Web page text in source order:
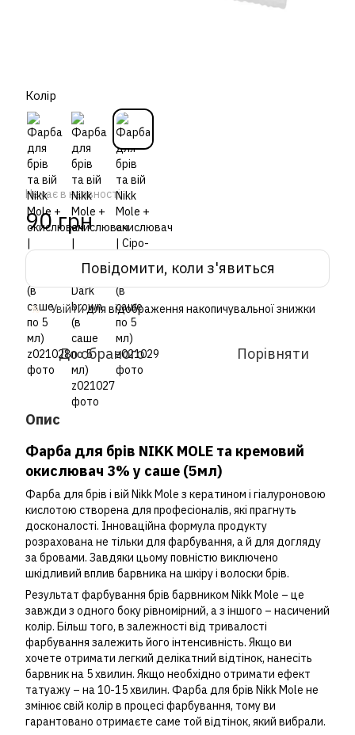
Колір
Немає в наявності
90 грн
Повідомити, коли з'явиться
% Увійтидля відображення накопичувальної знижки
До обраного Порівняти
Опис
Фарба для брів NIKK MOLE та кремовий
окислювач 3% у саше (5мл)
Фарба для брів і вій Nikk Mole з кератином і гіалуроновою
кислотою створена для професіоналів, які прагнуть
досконалості. Інноваційна формула продукту
розрахована не тільки для фарбування, а й для догляду
за бровами. Завдяки цьому повністю виключено
шкідливий вплив барвника на шкіру і волоски брів.
Результат фарбування брів барвником Nikk Mole – це
завжди з одного боку рівномірний, а з іншого – насичений
колір. Більш того, в залежності від тривалості
фарбування залежить його інтенсивність. Якщо ви
хочете отримати легкий делікатний відтінок, нанесіть
барвник на 5 хвилин. Якщо необхідно отримати ефект
татуажу – на 10-15 хвилин. Фарба для брів Nikk Mole не
змінює свій колір в процесі фарбування, тому ви
гарантовано отримаєте саме той відтінок, який вибрали.